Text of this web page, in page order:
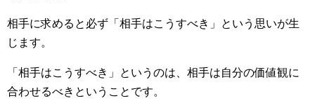
相手に求めると必ず「相手はこうすべき」という思いが生
じます。
「相手はこうすべき」というのは、相手は自分の価値観に
合わせるべきということです。